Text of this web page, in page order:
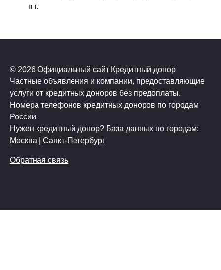
в г.
© 2026 Официальный сайт Кредитный донор
Частные объявления и компании, предоставляющие
услуги от кредитных доноров без предоплаты.
Номера телефонов кредитных доноров по городам
России.
Нужен кредитный донор? База данных по городам:
Москва | Санкт-Петербург
Обратная связь